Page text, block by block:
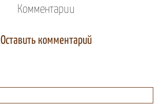
Комментарии
Оставить комментарий